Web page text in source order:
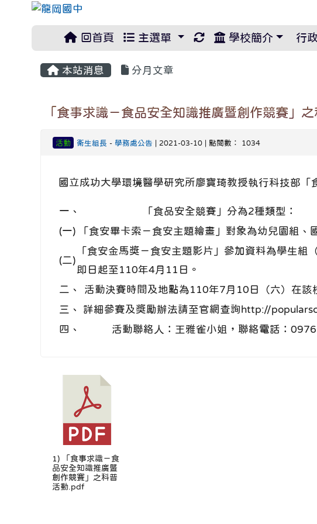
回首頁 主選單 重新取得佈景設定
學校簡介 行
本站消息 分月文章
「食事求識－食品安全知識推廣暨創作競賽」
活動 衛生組長 - 學務處公告 | 2021-03-10 | 點閱數： 1034
國立成功大學環境醫學研究所廖寶琦教授執行科技部
一、
「食品安全競賽」分為2種類型：
(一)
「食安畢卡索－食安主題繪畫」對象為幼兒園組
(二)
「食安金馬獎－食安主題影片」參加資料為學生
即日起至110年4月11日。
二、
活動決賽時間及地點為110年7月10日（六）在該
三、
詳細參賽及獎勵辦法請至官網查詢http://
四、
活動聯絡人：王雅雀小姐，聯絡電話：
1) 「食事求識－食
品安全知識推廣暨
創作競賽」之科普
活動.pdf